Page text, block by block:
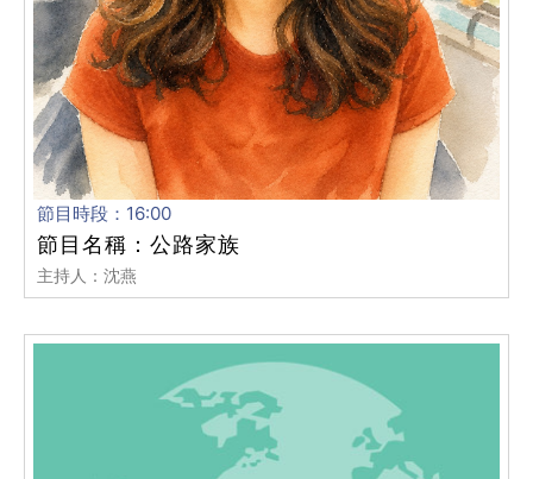
節目時段：16:00
節目名稱：公路家族
主持人：沈燕